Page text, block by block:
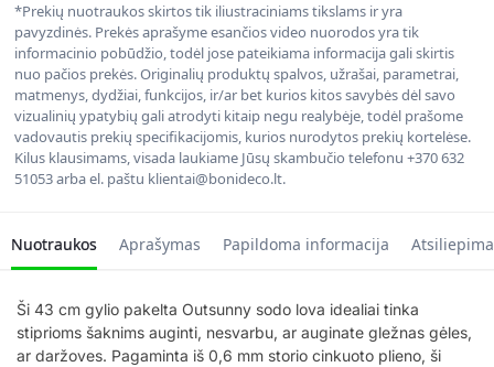
*Prekių nuotraukos skirtos tik iliustraciniams tikslams ir yra
pavyzdinės. Prekės aprašyme esančios video nuorodos yra tik
informacinio pobūdžio, todėl jose pateikiama informacija gali skirtis
nuo pačios prekės. Originalių produktų spalvos, užrašai, parametrai,
matmenys, dydžiai, funkcijos, ir/ar bet kurios kitos savybės dėl savo
vizualinių ypatybių gali atrodyti kitaip negu realybėje, todėl prašome
vadovautis prekių specifikacijomis, kurios nurodytos prekių kortelėse.
Kilus klausimams, visada laukiame Jūsų skambučio telefonu +370 632
51053 arba el. paštu klientai@bonideco.lt.
Nuotraukos Aprašymas Papildoma informacija
Ši 43 cm gylio pakelta Outsunny sodo lova idealiai tinka
stiprioms šaknims auginti, nesvarbu, ar auginate gležnas gėles,
ar daržoves. Pagaminta iš 0,6 mm storio cinkuoto plieno, ši